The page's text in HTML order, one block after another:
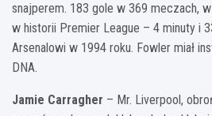
snajperem. 183 gole w 369 meczach,
w historii Premier League – 4 minuty i
Arsenalowi w 1994 roku. Fowler miał
DNA.
Jamie Carragher – Mr. Liverpool,